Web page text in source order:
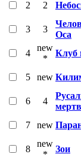
2 2
3 3
Оса
4
new
*
Клуб
5 new
6 4
7
new
8
new
*
Зои